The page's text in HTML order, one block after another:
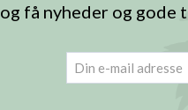
og få nyheder og
email (Påkrævet)